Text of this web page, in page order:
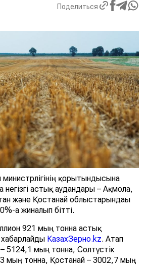
Поделиться
қорытындысына
негізгі астық аудандары – Ақмола,
және Қостанай облыстарындағы
ға жиналып бітті.
921 мың тонна астық
КазахЗерно.kz. Атап
5124,1 мың тонна, Солтүстік
мың тонна, Қостанай – 3002,7 мың